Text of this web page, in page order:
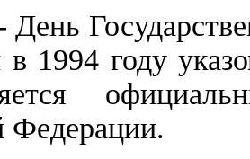
День
в 1994 году
Федерации.